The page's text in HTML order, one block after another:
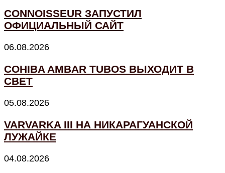
CONNOISSEUR ЗАПУСТИЛ
ОФИЦИАЛЬНЫЙ САЙТ
06.08.2026
COHIBA AMBAR TUBOS ВЫХОДИТ В
СВЕТ
05.08.2026
VARVARKA III НА НИКАРАГУАНСКОЙ
ЛУЖАЙКЕ
04.08.2026